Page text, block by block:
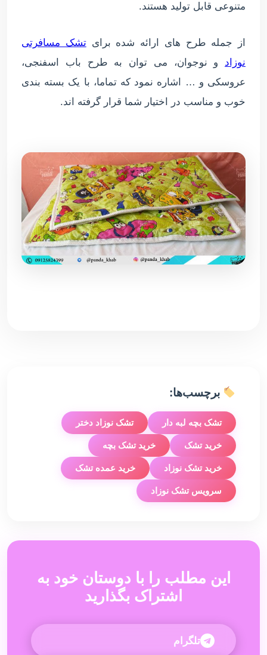
متنوعی قابل تولید هستند.
از جمله طرح های ارائه شده برایتشک مسافرتی
نوزاد و نوجوان، می توان به طرح باب اسفنجی،
عروسکی و … اشاره نمود که تماما، با یک بسته بندی
خوب و مناسب در اختیار شما قرار گرفته اند.
برچسب‌ها:
تشک بچه لبه دار تشک نوزاد دختر
خرید تشک خرید تشک بچه
خرید تشک نوزاد خرید عمده تشک
سرویس تشک نوزاد
این مطلب را با دوستان خود به
اشتراک بگذارید
تلگرام